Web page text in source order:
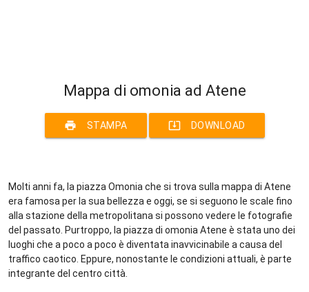
Mappa di omonia ad Atene
print STAMPA system_update_alt DOWNLOAD
Molti anni fa, la piazza Omonia che si trova sulla mappa di Atene
era famosa per la sua bellezza e oggi, se si seguono le scale fino
alla stazione della metropolitana si possono vedere le fotografie
del passato. Purtroppo, la piazza di omonia Atene è stata uno dei
luoghi che a poco a poco è diventata inavvicinabile a causa del
traffico caotico. Eppure, nonostante le condizioni attuali, è parte
integrante del centro città.